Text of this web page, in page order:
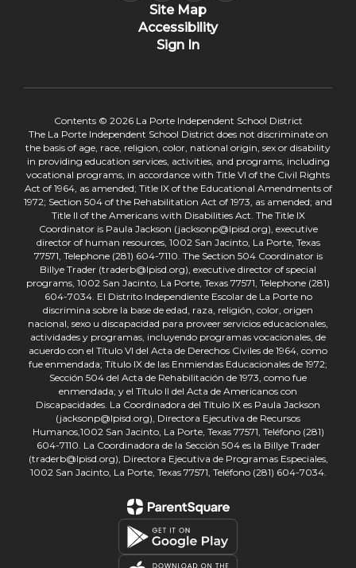
Site Map
Accessibility
Sign In
Contents © 2026 La Porte Independent School District
The La Porte Independent School District does not discriminate on
the basis of age, race, religion, color, national origin, sex or disability
in providing education services, activities, and programs, including
vocational programs, in accordance with Title VI of the Civil Rights
Act of 1964, as amended; Title IX of the Educational Amendments of
1972; Section 504 of the Rehabilitation Act of 1973, as amended; and
Title II of the Americans with Disabilities Act. The Title IX
Coordinator is Paula Jackson (jacksonp@lpisd.org), executive
director of human resources, 1002 San Jacinto, La Porte, Texas
77571, Telephone (281) 604-7110. The Section 504 Coordinator is
Billye Trader (traderb@lpisd.org), executive director of special
programs, 1002 San Jacinto, La Porte, Texas 77571, Telephone (281)
604-7034. El Distrito Independiente Escolar de La Porte no
discrimina sobre la base de edad, raza, religión, color, origen
nacional, sexo u discapacidad para proveer servicios educacionales,
actividades y programas, incluyendo programas vocacionales, de
acuerdo con el Título VI del Acta de Derechos Civiles de 1964, como
fue enmendada; Título IX de las Enmiendas Educacionales de 1972;
Sección 504 del Acta de Rehabilitación de 1973, como fue
enmendada; y el Título II del Acta de Americanos con
Discapacidades. La Coordinadora del Título IX es Paula Jackson
(jacksonp@lpisd.org), Directora Ejecutiva de Recursos
Humanos,1002 San Jacinto, La Porte, Texas 77571, Teléfono (281)
604-7110. La Coordinadora de la Sección 504 es la Billye Trader
(traderb@lpisd.org), Directora Ejecutiva de Programas Especiales,
1002 San Jacinto, La Porte, Texas 77571, Teléfono (281) 604-7034.